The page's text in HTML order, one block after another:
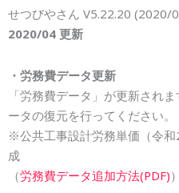
せつびやさん V5.22.20 (2020/
2020/04 更新
・労務費データ更新
「労務費データ」が更新され
ータの復元を行ってください。
※公共工事設計労務単価（令
成
（労務費データ追加方法(PDF)）